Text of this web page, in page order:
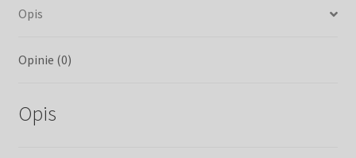
Opis
Opinie (0)
Opis